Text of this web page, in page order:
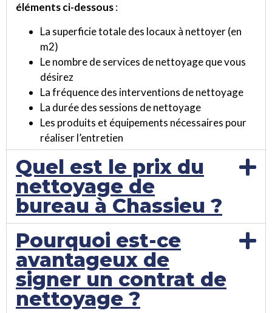
éléments ci-dessous:
La superficie totale des locaux à nettoyer (en
m2)
Le nombre de services de nettoyage que vous
désirez
La fréquence des interventions de nettoyage
La durée des sessions de nettoyage
Les produits et équipements nécessaires pour
réaliser l’entretien
Quel est le prix du
nettoyage de
bureau à Chassieu ?
Pourquoi est-ce
avantageux de
signer un contrat de
nettoyage ?